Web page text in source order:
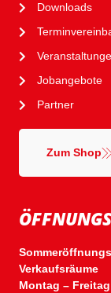
Verkaufsräume
Montag –
Downloads
Jobangebote
Partner
Zum Shop